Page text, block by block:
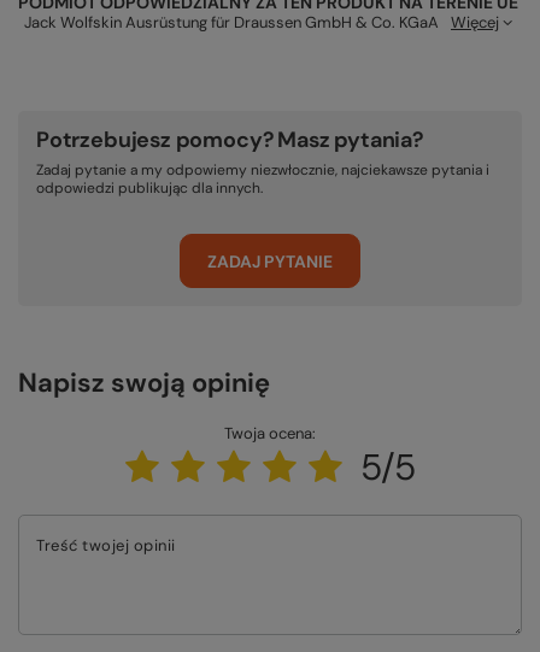
Jack Wolfskin Ausrüstung für Draussen GmbH & Co. KGaA Więcej
Potrzebujesz pomocy? Masz pytania?
Zadaj pytanie a my odpowiemy niezwłocznie, najciekawsze pytania i
odpowiedzi publikując dla innych.
ZADAJ PYTANIE
Napisz swoją opinię
Twoja ocena:
5/5
Treść twojej opinii